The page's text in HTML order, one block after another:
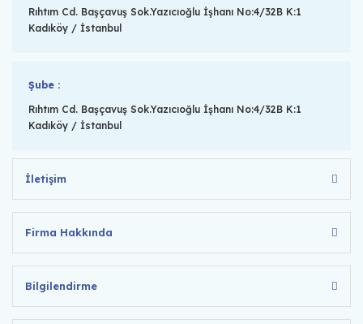
Rıhtım Cd. Başçavuş Sok.Yazıcıoğlu İşhanı No:4/32B K:1
Kadıköy / İstanbul
Şube :
Rıhtım Cd. Başçavuş Sok.Yazıcıoğlu İşhanı No:4/32B K:1
Kadıköy / İstanbul
İletişim
Firma Hakkında
Bilgilendirme